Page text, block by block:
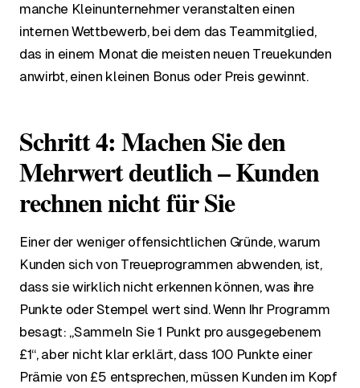
manche Kleinunternehmer veranstalten einen
internen Wettbewerb, bei dem das Teammitglied,
das in einem Monat die meisten neuen Treuekunden
anwirbt, einen kleinen Bonus oder Preis gewinnt.
Schritt 4: Machen Sie den
Mehrwert deutlich – Kunden
rechnen nicht für Sie
Einer der weniger offensichtlichen Gründe, warum
Kunden sich von Treueprogrammen abwenden, ist,
dass sie wirklich nicht erkennen können, was ihre
Punkte oder Stempel wert sind. Wenn Ihr Programm
besagt: „Sammeln Sie 1 Punkt pro ausgegebenem
£1“, aber nicht klar erklärt, dass 100 Punkte einer
Prämie von £5 entsprechen, müssen Kunden im Kopf